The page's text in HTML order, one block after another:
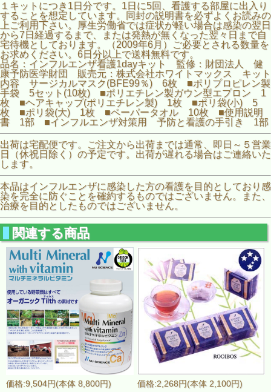
１キットにつき1日分です。1日に5回、看護する部屋に出入り
することを想定しています。同封の説明書を必ずよくお読みの
上ご利用下さい。厚生労働省では症状が軽い場合は感染の翌日
から7日経過するまで、または発熱が無くなった翌々日まで自
宅待機としております。（2009年6月）ご必要とされる数量を
お求めください。6日分以上で送料無料です。
品名：インフルエンザ看護1dayキット 監修：財団法人 健
康予防医学財団 販売元：株式会社ホワイトマックス キット
内容 サージカルマスク(BFE99％) 6枚 ■ポリプロピレン製
手袋 5セット(10枚) ■ポリエチレン製ガウン型エプロン 1
枚 ■ヘアキャップ(ポリエチレン製) 1枚 ■ポリ袋(小) 5
枚 ■ポリ袋(大) 1枚 ■ペーパータオル 10枚 ■使用説明
書 1部 ■インフルエンザ対策用 予防と看護の手引き 1部
出荷は宅配便です。ご注文から出荷までは通常、即日～５営業
日（休祝日除く）の予定です。出荷が遅れる場合はご連絡いた
します。
本品はインフルエンザに感染した方の看護を目的としており感
染を完全に防ぐことを確約するものではございません。また、
治療を目的としたものではございません。
関連する商品
価格:9,504円(本体 8,800円) 価格:2,268円(本体 2,100円)